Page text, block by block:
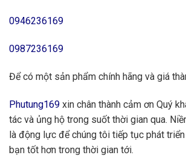
0946236169
0987236169
Để có một sản phẩm chính hãng và giá
Phutung169 xin chân thành cảm ơn Quý
tác và ủng hộ trong suốt thời gian qua.
là động lực để chúng tôi tiếp tục phát
bạn tốt hơn trong thời gian tới.